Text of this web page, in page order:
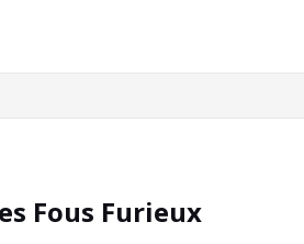
Fous Furieux